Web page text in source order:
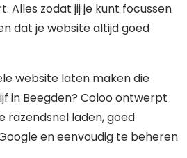
Alles zodat jij je kunt focussen
dat je website altijd goed
website laten maken die
in Beegden? Coloo ontwerpt
razendsnel laden, goed
en eenvoudig te beheren